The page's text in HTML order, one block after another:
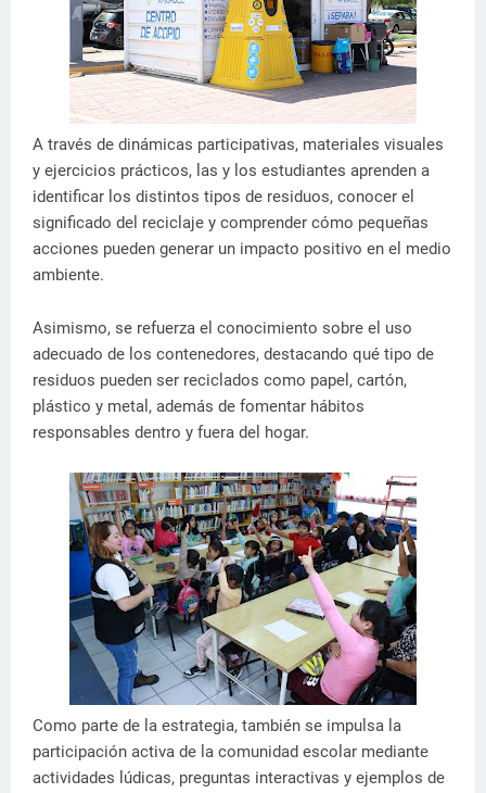
A través de dinámicas participativas, materiales visuales
y ejercicios prácticos, las y los estudiantes aprenden a
identificar los distintos tipos de residuos, conocer el
significado del reciclaje y comprender cómo pequeñas
acciones pueden generar un impacto positivo en el medio
ambiente.
Asimismo, se refuerza el conocimiento sobre el uso
adecuado de los contenedores, destacando qué tipo de
residuos pueden ser reciclados como papel, cartón,
plástico y metal, además de fomentar hábitos
responsables dentro y fuera del hogar.
Como parte de la estrategia, también se impulsa la
participación activa de la comunidad escolar mediante
actividades lúdicas, preguntas interactivas y ejemplos de